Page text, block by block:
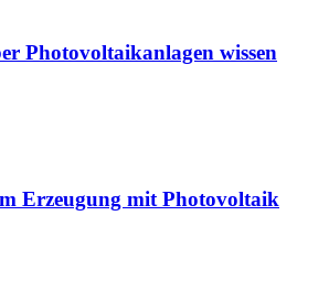
Photovoltaikanlagen wissen
Erzeugung mit Photovoltaik